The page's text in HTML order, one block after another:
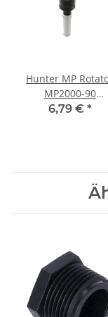
Hunter MP
MP2000-90
Rotationsdüse 90°-
6,79 € *